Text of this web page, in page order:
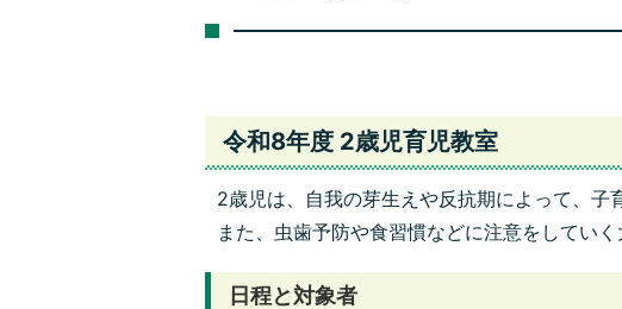
令和8年度 2歳児育児教室
2歳児は、自我の芽生えや反抗期によって、子
また、虫歯予防や食習慣などに注意をしてい
日程と対象者